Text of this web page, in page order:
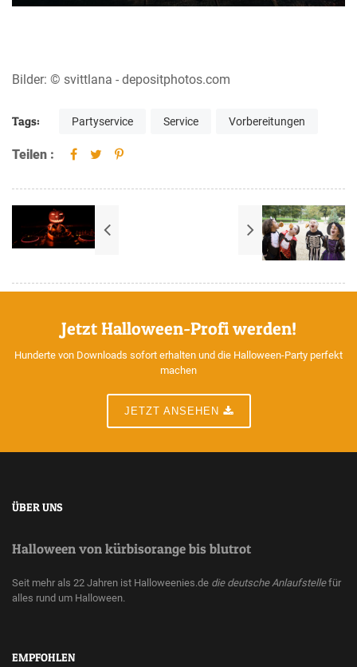
Bilder: © svittlana - depositphotos.com
Tags: Partyservice Service Vorbereitungen
Teilen :
Jetzt Halloween-Profi werden!
Hunderte von Downloads sofort erhalten und die Halloween-Party perfekt
machen
JETZT ANSEHEN
ÜBER UNS
Halloween von kürbisorange bis blutrot
Seit mehr als 22 Jahren ist Halloweenies.de die deutsche Anlaufstellefür
alles rund um Halloween.
EMPFOHLEN